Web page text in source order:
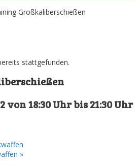
Großkaliberschießen
stattgefunden.
von 18:30 Uhrbis21:30 Uhr
»